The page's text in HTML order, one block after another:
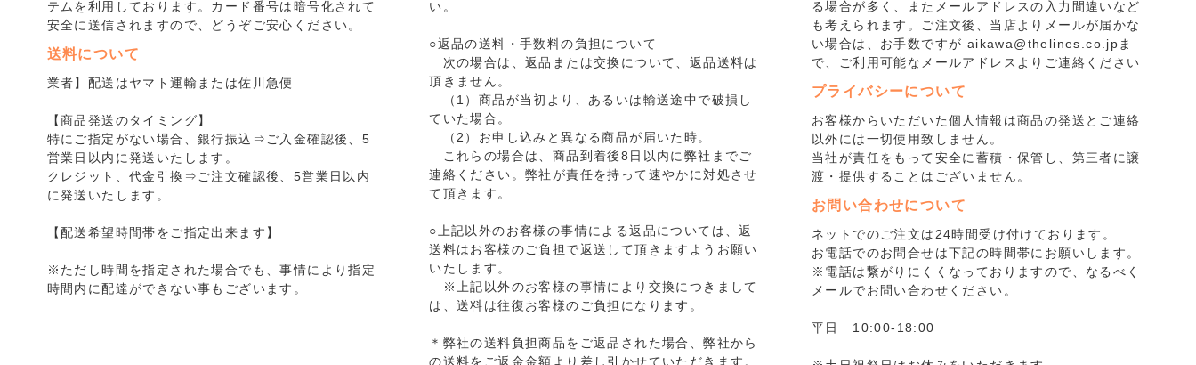
テムを利用しております。カード番号は暗号化されて
安全に送信されますので、どうぞご安心ください。
送料について
業者】配送はヤマト運輸または佐川急便
【商品発送のタイミング】
特にご指定がない場合、銀行振込⇒ご入金確認後、5
営業日以内に発送いたします。
クレジット、代金引換⇒ご注文確認後、5営業日以内
に発送いたします。
【配送希望時間帯をご指定出来ます】
※ただし時間を指定された場合でも、事情により指定
時間内に配達ができない事もございます。
い。
○返品の送料・手数料の負担について
次の場合は、返品または交換について、返品送料は
頂きません。
（1）商品が当初より、あるいは輸送途中で破損し
ていた場合。
（2）お申し込みと異なる商品が届いた時。
これらの場合は、商品到着後8日以内に弊社までご
連絡ください。弊社が責任を持って速やかに対処させ
て頂きます。
○上記以外のお客様の事情による返品については、返
送料はお客様のご負担で返送して頂きますようお願い
いたします。
※上記以外のお客様の事情により交換につきまして
は、送料は往復お客様のご負担になります。
＊弊社の送料負担商品をご返品された場合、弊社から
の送料をご返金金額より差し引かせていただきます。
る場合が多く、またメールアドレスの入力間違いなど
も考えられます。ご注文後、当店よりメールが届かな
い場合は、お手数ですが aikawa@thelines.co.jpま
で、ご利用可能なメールアドレスよりご連絡ください
プライバシーについて
お客様からいただいた個人情報は商品の発送とご連絡
以外には一切使用致しません。
当社が責任をもって安全に蓄積・保管し、第三者に譲
渡・提供することはございません。
お問い合わせについて
ネットでのご注文は24時間受け付けております。
お電話でのお問合せは下記の時間帯にお願いします。
※電話は繋がりにくくなっておりますので、なるべく
メールでお問い合わせください。
平日 10:00-18:00